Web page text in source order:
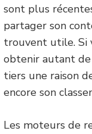
sont plus
partager son
trouvent utile. Si
obtenir autant de
tiers une raison
encore son
Les moteurs de